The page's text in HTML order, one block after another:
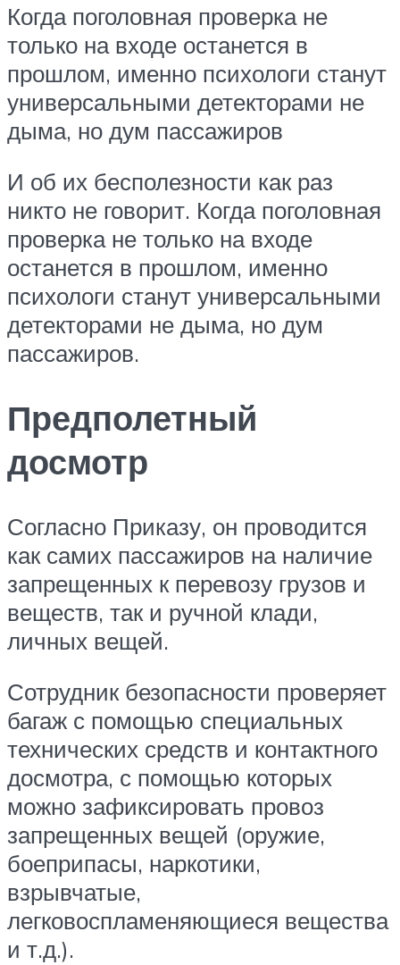
Когда поголовная проверка не
только на входе останется в
прошлом, именно психологи станут
универсальными детекторами не
дыма, но дум пассажиров
И об их бесполезности как раз
никто не говорит. Когда поголовная
проверка не только на входе
останется в прошлом, именно
психологи станут универсальными
детекторами не дыма, но дум
пассажиров.
Предполетный
досмотр
Согласно Приказу, он проводится
как самих пассажиров на наличие
запрещенных к перевозу грузов и
веществ, так и ручной клади,
личных вещей.
Сотрудник безопасности проверяет
багаж с помощью специальных
технических средств и контактного
досмотра, с помощью которых
можно зафиксировать провоз
запрещенных вещей (оружие,
боеприпасы, наркотики,
взрывчатые,
легковоспламеняющиеся вещества
и т.д.).